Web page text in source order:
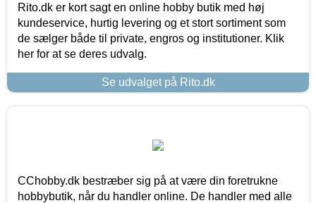
Rito.dk er kort sagt en online hobby butik med høj
kundeservice, hurtig levering og et stort sortiment som
de sælger både til private, engros og institutioner. Klik
her for at se deres udvalg.
Se udvalget på Rito.dk
CChobby.dk bestræber sig på at være din foretrukne
hobbybutik, når du handler online. De handler med alle